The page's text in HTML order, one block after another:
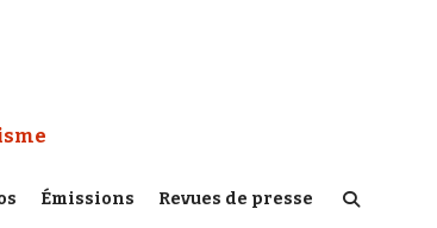
:
Émissions Revues de presse